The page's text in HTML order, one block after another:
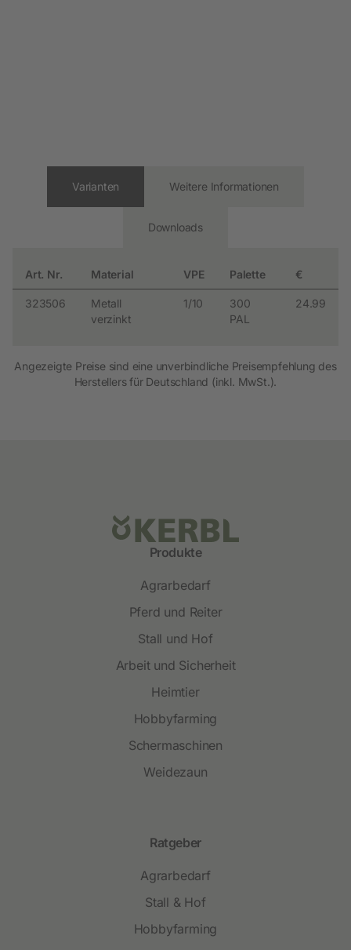
Varianten
Art. Nr. Material VPE Palette €
323506
Metall
verzinkt
1/10
300
PAL
24.99
Weitere Informationen
Downloads
Angezeigte Preise sind eine unverbindliche Preisempfehlung des
Herstellers für Deutschland (inkl. MwSt.).
Produkte
Agrarbedarf
Pferd und Reiter
Stall und Hof
Arbeit und Sicherheit
Heimtier
Hobbyfarming
Schermaschinen
Weidezaun
Ratgeber
Agrarbedarf
Stall & Hof
Hobbyfarming